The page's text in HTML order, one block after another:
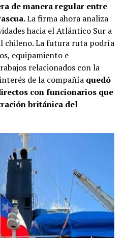
de manera regular entre
La firma ahora analiza
hacia el Atlántico Sur a
chileno. La futura ruta podría
equipamiento e
relacionados con la
de la compañía quedó
con funcionarios que
británica del